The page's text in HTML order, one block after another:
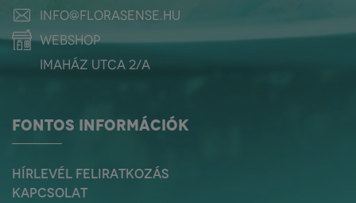
info@florasense.hu
webshop
Imaház utca 2/a
FONTOS INFORMÁCIÓK
HÍRLEVÉL FELIRATKOZÁS
KAPCSOLAT